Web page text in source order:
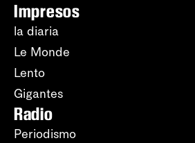
Impresos
la diaria
Le Monde
Lento
Gigantes
Radio
Periodismo